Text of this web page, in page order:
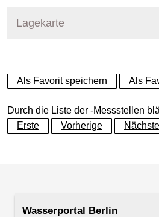
Lagekarte
+
−
Als Favorit speichern Als
Durch die Liste der -Messstellen
Erste
Vorherige Nächste
Wasserportal Berlin